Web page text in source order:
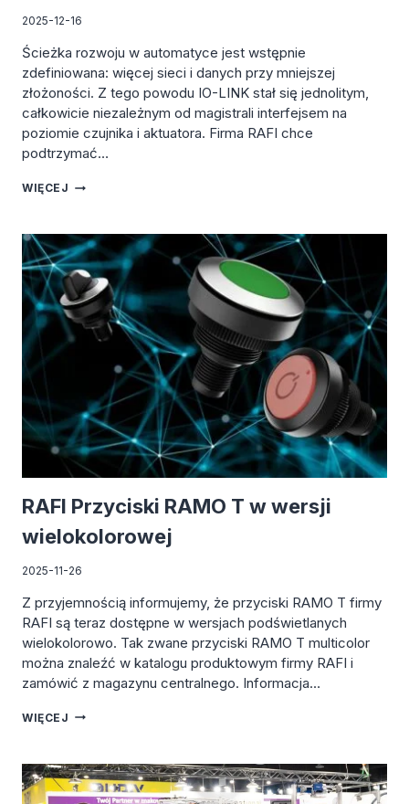
2025-12-16
Ścieżka rozwoju w automatyce jest wstępnie
zdefiniowana: więcej sieci i danych przy mniejszej
złożoności. Z tego powodu IO-LINK stał się jednolitym,
całkowicie niezależnym od magistrali interfejsem na
poziomie czujnika i aktuatora. Firma RAFI chce
podtrzymać…
WIĘCEJ RAFI
RAFI Przyciski RAMO T w wersji
wielokolorowej
2025-11-26
Z przyjemnością informujemy, że przyciski RAMO T firmy
RAFI są teraz dostępne w wersjach podświetlanych
wielokolorowo. Tak zwane przyciski RAMO T multicolor
można znaleźć w katalogu produktowym firmy RAFI i
zamówić z magazynu centralnego. Informacja…
WIĘCEJ RAFI
T
W
WERSJI